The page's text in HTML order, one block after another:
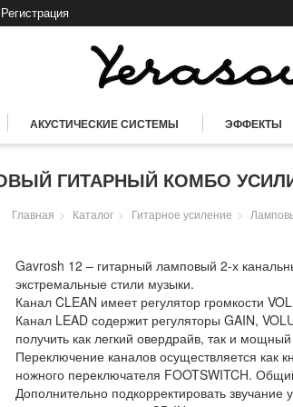
Регистрация
АКУСТИЧЕСКИЕ СИСТЕМЫ ЭФФЕКТЫ
ГИТАРНЫЙ КОМБО
Главная Каталог Гитарное усиление
Gavrosh 12 – гитарный ламповый 2-х
экстремальные стили музыки.
Канал CLEAN имеет регулятор громкости
Канал LEAD содержит регуляторы GAIN,
получить как легкий овердрайв, так и
Переключение каналов осуществляется как
ножного переключателя FOOTSWITCH.
Дополнительно подкорректировать звучание